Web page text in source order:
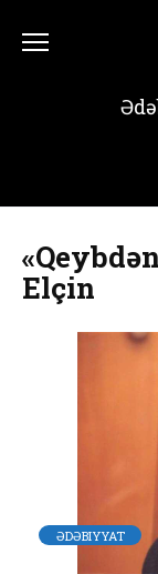
содержанию
Elçin
ƏDƏBIYYAT